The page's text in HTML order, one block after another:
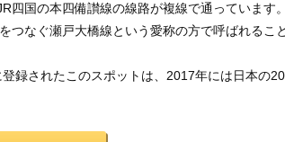
国の本四備讃線の線路が複線で通っています。
つなぐ瀬戸大橋線という愛称の方で呼ばれること
録されたこのスポットは、2017年には日本の20